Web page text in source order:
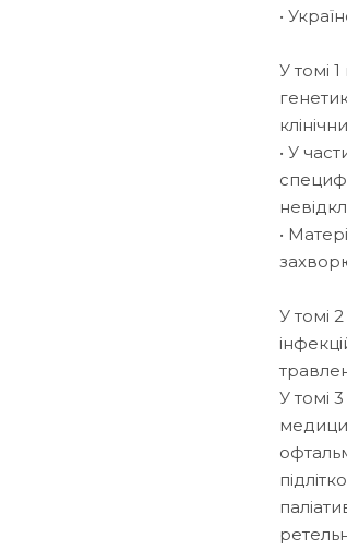
•
У томі
• У
•
У томі
У томі